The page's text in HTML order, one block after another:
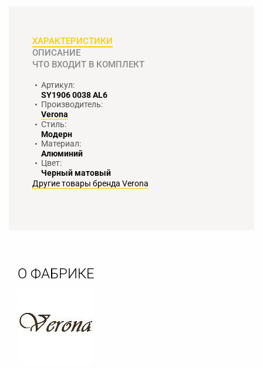
ХАРАКТЕРИСТИКИ
ОПИСАНИЕ
ЧТО ВХОДИТ В КОМПЛЕКТ
Артикул:
SY1906 0038 AL6
Производитель:
Verona
Стиль:
Модерн
Материал:
Алюминий
Цвет:
Черный матовый
Другие товары бренда Verona
О ФАБРИКЕ